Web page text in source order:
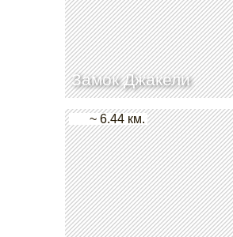
Замок Джакели
~ 6.44 км.